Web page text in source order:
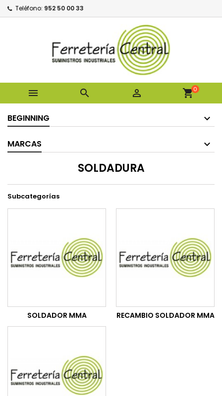
Teléfono: 952 50 00 33
   shopping_cart0
BEGINNING
MARCAS
SOLDADURA
Subcategorías
SOLDADOR MMA RECAMBIO SOLDADOR MMA